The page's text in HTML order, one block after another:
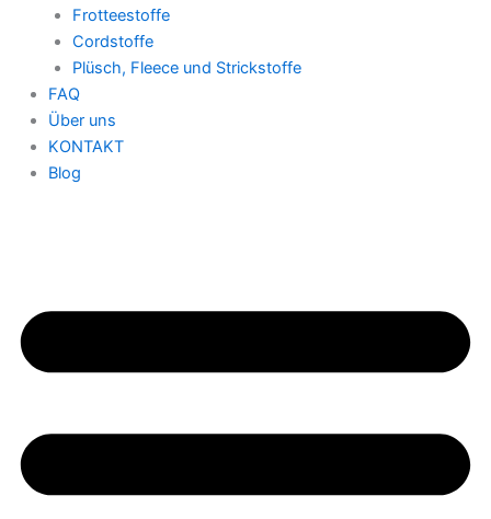
Frotteestoffe
Cordstoffe
Plüsch, Fleece und Strickstoffe
FAQ
Über uns
KONTAKT
Blog